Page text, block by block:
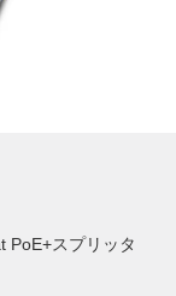
PoE+スプリッタ